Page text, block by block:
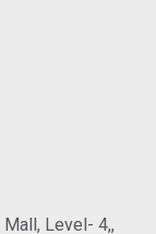
Level- 4,,